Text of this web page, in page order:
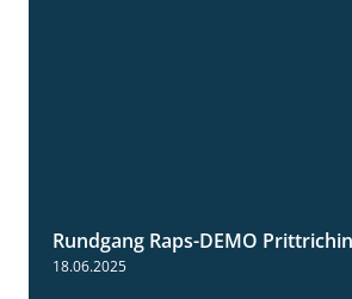
Rundgang Raps-DEMO Prittriching